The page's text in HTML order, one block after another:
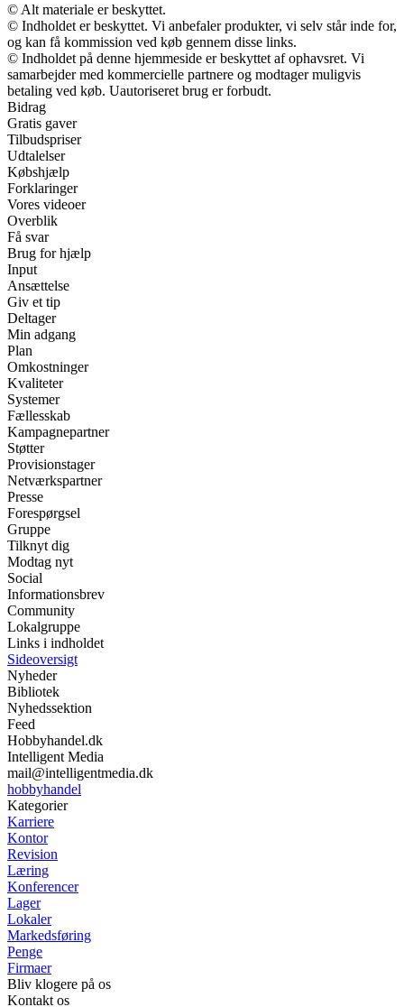
© Alt materiale er beskyttet.
© Indholdet er beskyttet. Vi anbefaler produkter, vi selv står inde for,
og kan få kommission ved køb gennem disse links.
© Indholdet på denne hjemmeside er beskyttet af ophavsret. Vi
samarbejder med kommercielle partnere og modtager muligvis
betaling ved køb. Uautoriseret brug er forbudt.
Bidrag
Gratis gaver
Tilbudspriser
Udtalelser
Købshjælp
Forklaringer
Vores videoer
Overblik
Få svar
Brug for hjælp
Input
Ansættelse
Giv et tip
Deltager
Min adgang
Plan
Omkostninger
Kvaliteter
Systemer
Fællesskab
Kampagnepartner
Støtter
Provisionstager
Netværkspartner
Presse
Forespørgsel
Gruppe
Tilknyt dig
Modtag nyt
Social
Informationsbrev
Community
Lokalgruppe
Links i indholdet
Sideoversigt
Nyheder
Bibliotek
Nyhedssektion
Feed
Hobbyhandel.dk
Intelligent Media
mail@intelligentmedia.dk
hobbyhandel
Kategorier
Karriere
Kontor
Revision
Læring
Konferencer
Lager
Lokaler
Markedsføring
Penge
Firmaer
Bliv klogere på os
Kontakt os